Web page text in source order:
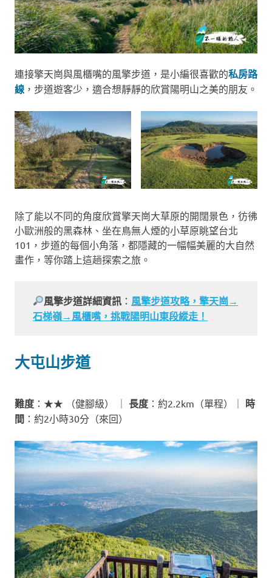
連接擎天崗與風櫃嘴的風擎步道，是小編很喜歡的私房路
線 ，步道遊客少，適合想靜靜的欣賞陽明山之美的朋友。
除了能以不同的角度欣賞擎天崗大草原的開闊景色，彷彿
小歐洲般的黑森林、坐在鳥無人煙的小草原眺望台北
101，步道的每個小角落，都隱藏的一幅幅美麗的大自然
畫作，等你踏上這趟探索之旅。
風擎步道詳細資訊 ： 風擎步道攻略，擎天崗→
石梯嶺→風櫃嘴，挑戰陽明山東段縱走！
大屯山步道
難度 ：★★ （健腳級） ｜ 長度 ：約2.2km（單程）｜ 時
間 ：約2小時30分（來回）